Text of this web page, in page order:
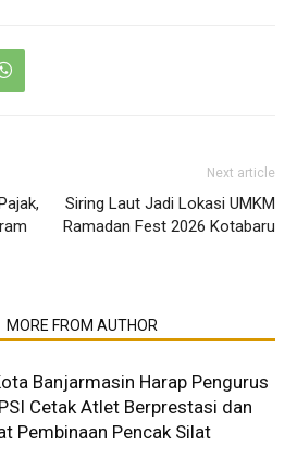
Next article
Siring Laut Jadi Lokasi UMKM
Ramadan Fest 2026 Kotabaru
MORE FROM AUTHOR
Banjarmasin Harap Pengurus
Cetak Atlet Berprestasi dan
Pembinaan Pencak Silat